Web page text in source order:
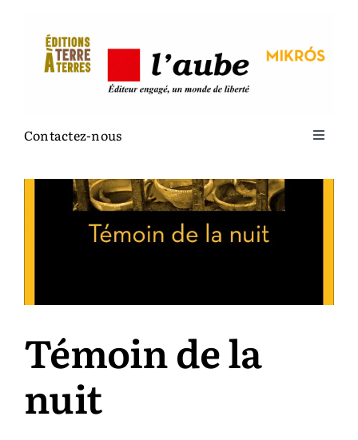
contenu
Contactez-nous
Toggle
La maison
Terre à terres
Mikrós
Auteurs & cie
Témoin de la
nuit